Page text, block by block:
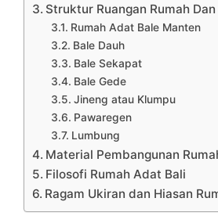
Struktur Ruangan Rumah
Rumah Adat Bale Manten
Bale Dauh
Bale Sekapat
Bale Gede
Jineng atau Klumpu
Pawaregen
Lumbung
Material Pembangunan
Filosofi Rumah Adat Bali
Ragam Ukiran dan Hiasan